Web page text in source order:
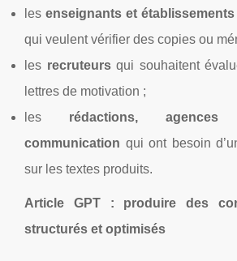
les enseignants et établissements
qui veulent vérifier des copies ou
les recruteursqui souhaitent
lettres de motivation ;
les rédactions,
communication qui ont besoin
sur les textes produits.
Article GPT : produire des
structurés et optimisés